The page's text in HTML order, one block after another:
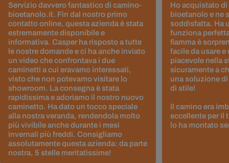
Servizio davvero fantastico di camino-
bioetanolo.it. Fin dal nostro primo
contatto online, questa azienda è stata
estremamente disponibile e
informativa. Casper ha risposto a tutte
le nostre domande e ci ha anche inviato
un video che confrontava i due
caminetti a cui eravamo interessati,
visto che non potevamo visitare lo
showroom. La consegna è stata
rapidissima e adoriamo il nostro nuovo
caminetto. Ha dato un tocco speciale
alla nostra veranda, rendendola molto
più vivibile anche durante i mesi
invernali più freddi. Consigliamo
assolutamente questa azienda: da parte
nostra, 5 stelle meritatissime!
Ho acquistato di
bioetanolo e ne
soddisfatta. Ha
funziona
fiamma è
facile da usare e
piacevole nella
sicuramente a
una soluzione
di stile!
Il camino era
eccellente per il
lo ha montato